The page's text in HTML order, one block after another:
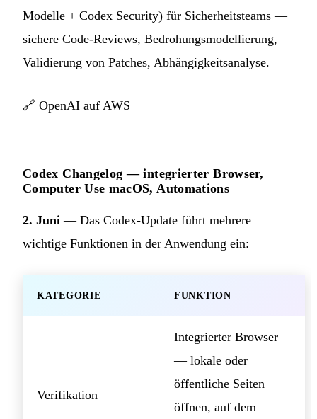
Modelle + Codex Security) für Sicherheitsteams —
sichere Code-Reviews, Bedrohungsmodellierung,
Validierung von Patches, Abhängigkeitsanalyse.
🔗 OpenAI auf AWS
Codex Changelog — integrierter Browser,
Computer Use macOS, Automations
2. Juni — Das Codex-Update führt mehrere
wichtige Funktionen in der Anwendung ein:
KATEGORIE FUNKTION
Verifikation
Integrierter Browser
— lokale oder
öffentliche Seiten
öffnen, auf dem